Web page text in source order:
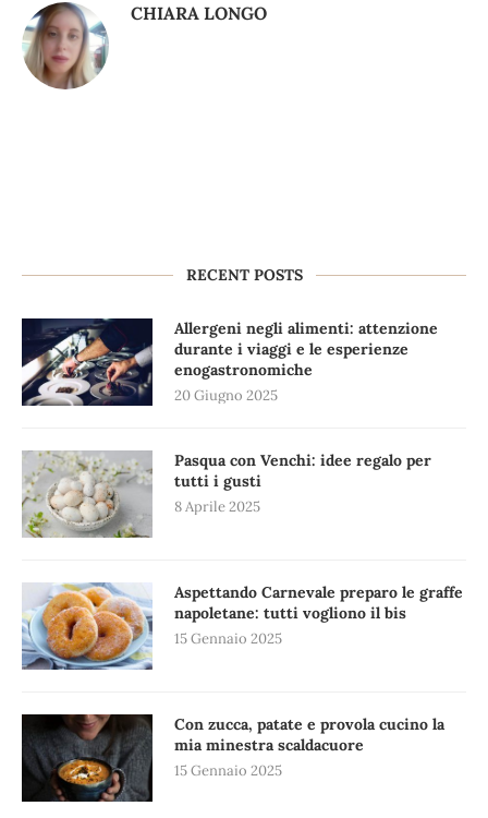
CHIARA LONGO
RECENT POSTS
Allergeni negli alimenti: attenzione
durante i viaggi e le esperienze
enogastronomiche
20 Giugno 2025
Pasqua con Venchi: idee regalo per
tutti i gusti
8 Aprile 2025
Aspettando Carnevale preparo le graffe
napoletane: tutti vogliono il bis
15 Gennaio 2025
Con zucca, patate e provola cucino la
mia minestra scaldacuore
15 Gennaio 2025